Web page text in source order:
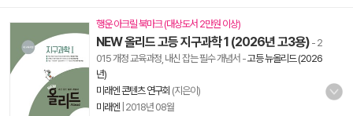
행운 아크릴 북마크 (대상도서 2만원 이상)
NEW 올리드 고등 지구과학 1 (2026년 고3용) - 2
015 개정 교육과정, 내신 잡는 필수 개념서 -고등 뉴올리드 (2026
년)
미래엔 콘텐츠 연구회 (지은이)
미래엔 2018년 08월